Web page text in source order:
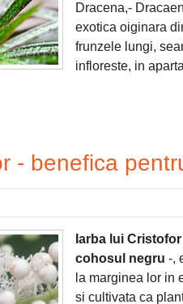
Dracena,-
exotica oiginara
frunzele lungi,
infloreste, in
- benefica
Iarba lui Cristofor
cohosul negru -,
la marginea lor in
si cultivata ca